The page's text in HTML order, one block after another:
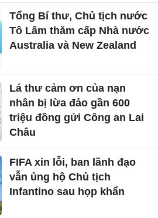
Tổng Bí thư, Chủ tịch nước
Tô Lâm thăm cấp Nhà nước
Australia và New Zealand
Lá thư cảm ơn của nạn
nhân bị lừa đảo gần 600
triệu đồng gửi Công an Lai
Châu
FIFA xin lỗi, ban lãnh đạo
vẫn ủng hộ Chủ tịch
Infantino sau họp khẩn